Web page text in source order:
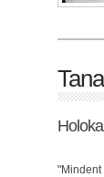
"Mindent